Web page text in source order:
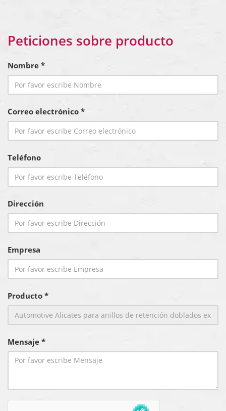
Peticiones sobre producto
Nombre *
Correo electrónico *
Teléfono
Dirección
Empresa
Producto *
Mensaje *